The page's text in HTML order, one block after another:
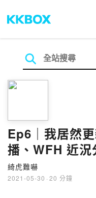
Ep6｜我居然
播、WFH 近況
綺虎難嚇
2021-05-30 · 20 分鐘